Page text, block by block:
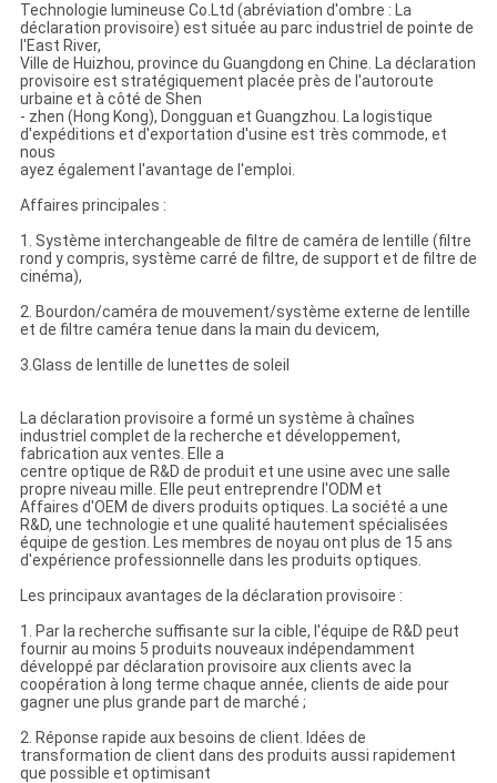
Technologie lumineuse Co.Ltd (abréviation d'ombre : La
déclaration provisoire) est située au parc industriel de pointe de
l'East River,
Ville de Huizhou, province du Guangdong en Chine. La déclaration
provisoire est stratégiquement placée près de l'autoroute
urbaine et à côté de Shen
- zhen (Hong Kong), Dongguan et Guangzhou. La logistique
d'expéditions et d'exportation d'usine est très commode, et
nous
ayez également l'avantage de l'emploi.
Affaires principales :
1. Système interchangeable de filtre de caméra de lentille (filtre
rond y compris, système carré de filtre, de support et de filtre de
cinéma),
2. Bourdon/caméra de mouvement/système externe de lentille
et de filtre caméra tenue dans la main du devicem,
3.Glass de lentille de lunettes de soleil
La déclaration provisoire a formé un système à chaînes
industriel complet de la recherche et développement,
fabrication aux ventes. Elle a
centre optique de R&D de produit et une usine avec une salle
propre niveau mille. Elle peut entreprendre l'ODM et
Affaires d'OEM de divers produits optiques. La société a une
R&D, une technologie et une qualité hautement spécialisées
équipe de gestion. Les membres de noyau ont plus de 15 ans
d'expérience professionnelle dans les produits optiques.
Les principaux avantages de la déclaration provisoire :
1. Par la recherche suffisante sur la cible, l'équipe de R&D peut
fournir au moins 5 produits nouveaux indépendamment
développé par déclaration provisoire aux clients avec la
coopération à long terme chaque année, clients de aide pour
gagner une plus grande part de marché ;
2. Réponse rapide aux besoins de client. Idées de
transformation de client dans des produits aussi rapidement
que possible et optimisant